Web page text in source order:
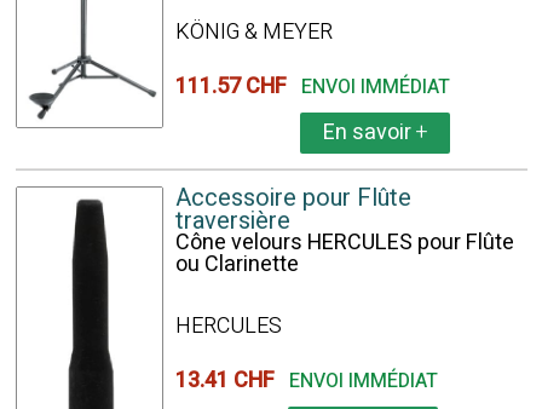
KÖNIG & MEYER
111.57 CHF ENVOI IMMÉDIAT
En savoir+
Accessoire pour Flûte
traversière
Cône velours HERCULES pour Flûte
ou Clarinette
HERCULES
13.41 CHF ENVOI IMMÉDIAT